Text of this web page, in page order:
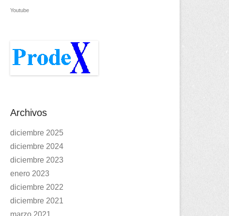
Youtube
Archivos
diciembre 2025
diciembre 2024
diciembre 2023
enero 2023
diciembre 2022
diciembre 2021
marzo 2021